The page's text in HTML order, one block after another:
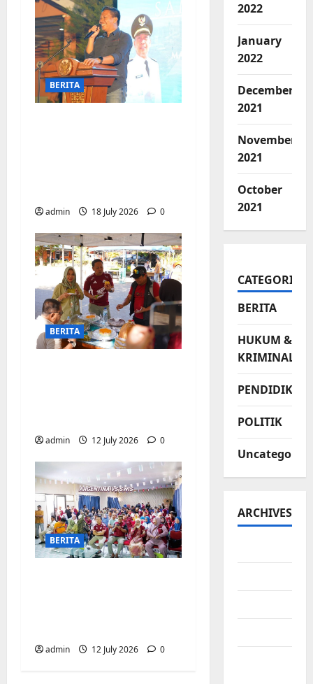
BERITA
admin 18 July 2026 0
BERITA
admin 12 July 2026 0
BERITA
admin 12 July 2026 0
2022
January
2022
December
2021
November
2021
October
2021
CATEGORIES
BERITA
HUKUM &
KRIMINAL
PENDIDIKAN
POLITIK
ARCHIVES